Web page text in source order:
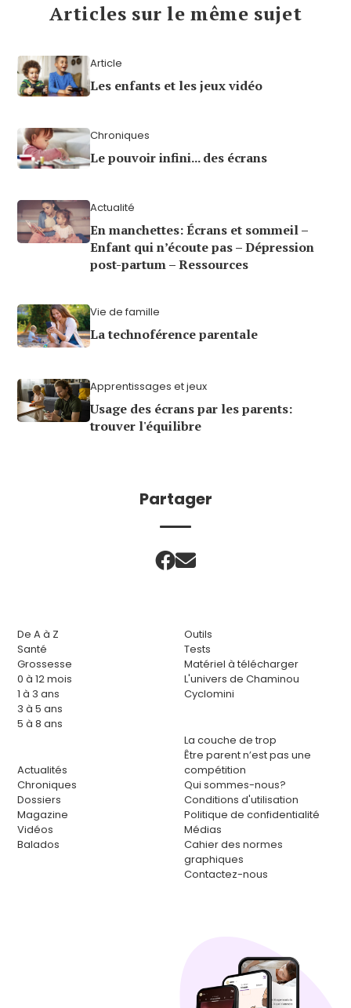
Articles sur le même sujet
Article
Les enfants et les jeux vidéo
Chroniques
Le pouvoir infini... des écrans
Actualité
En manchettes: Écrans et sommeil –
Enfant qui n’écoute pas – Dépression
post-partum – Ressources
Vie de famille
La technoférence parentale
Apprentissages et jeux
Usage des écrans par les parents:
trouver l'équilibre
Partager
De A à Z
Santé
Grossesse
0 à 12 mois
1 à 3 ans
3 à 5 ans
5 à 8 ans
Actualités
Chroniques
Dossiers
Magazine
Vidéos
Balados
Outils
Tests
Matériel à télécharger
L'univers de Chaminou
Cyclomini
La couche de trop
Être parent n’est pas une
compétition
Qui sommes-nous?
Conditions d'utilisation
Politique de confidentialité
Médias
Cahier des normes
graphiques
Contactez-nous